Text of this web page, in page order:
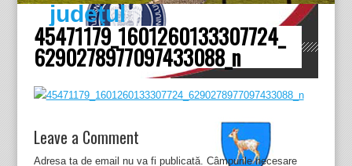
judeţul
Dâmboviţa
45471179_1601260133307724_
6290278977097433088_n
Leave a Comment
Adresa ta de email nu va fi publicată. Câmpurile necesare